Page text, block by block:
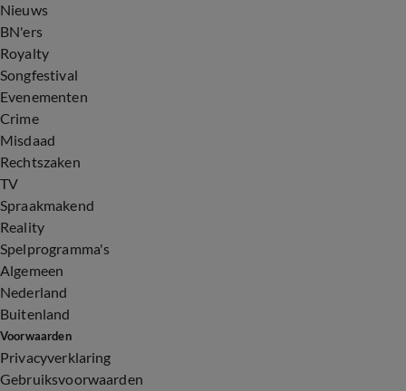
Nieuws
BN'ers
Royalty
Songfestival
Evenementen
Crime
Misdaad
Rechtszaken
TV
Spraakmakend
Reality
Spelprogramma's
Algemeen
Nederland
Buitenland
Voorwaarden
Privacyverklaring
Gebruiksvoorwaarden